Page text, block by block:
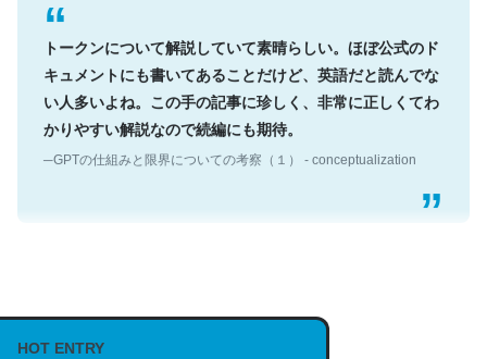
トークンについて解説していて素晴らしい。ほぼ公式のド
キュメントにも書いてあることだけど、英語だと読んでな
い人多いよね。この手の記事に珍しく、非常に正しくてわ
かりやすい解説なので続編にも期待。
─GPTの仕組みと限界についての考察（１） - conceptualization
説してる記事が少ないので貴重な良記事。/続編来た
https://isobe324649.hatenablog.com/entry/2023/03/27
HOT ENTRY